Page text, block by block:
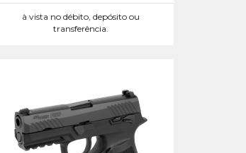
à vista no débito, depósito ou
transferência.